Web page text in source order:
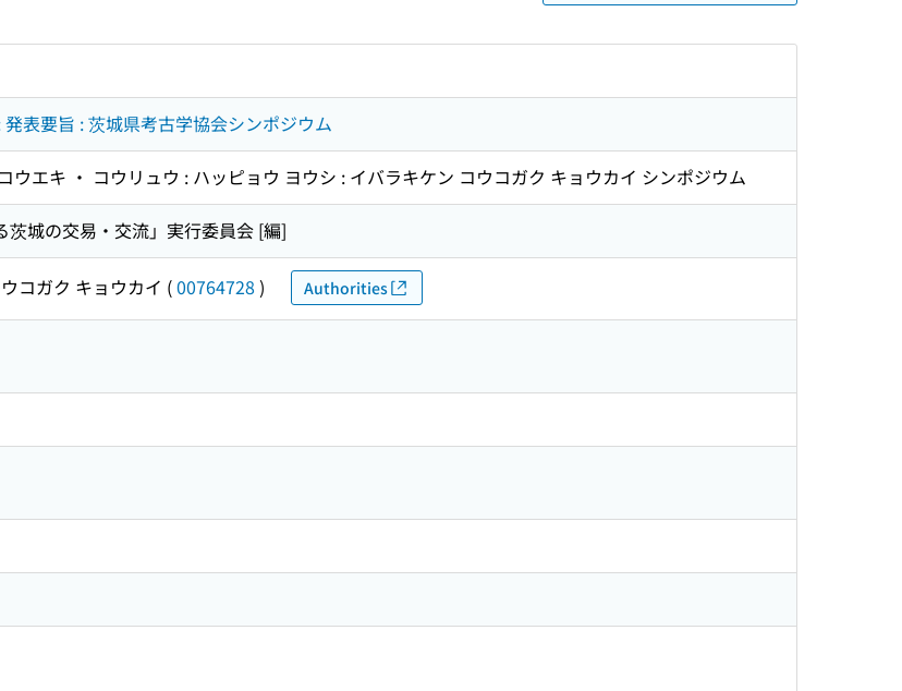
表要旨 : 茨城県考古学協会シンポジウム
ウエキ ・ コウリュウ : ハッピョウ ヨウシ : イバラキケン コウコガク キョウカイ シンポジウム
城の交易・交流」実行委員会 [編]
コガク キョウカイ (00764728 ) Authorities